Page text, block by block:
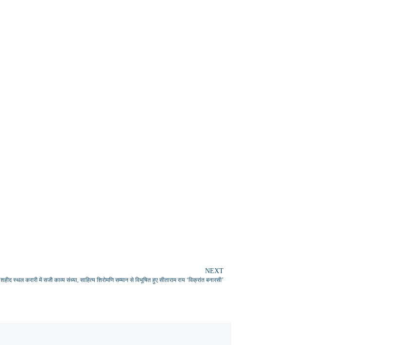
NEXT
शहीद स्थल करारी में सजी काव्य संध्या, साहित्य शिरोमणि सम्मान से विभूषित हुए सीताराम राय ‘विक्रांत बनारसी’